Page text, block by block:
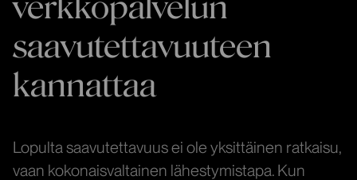
saavutettavuuteen
kannattaa
Lopulta saavutettavuus ei ole yksittäinen ratkaisu,
vaan kokonaisvaltainen lähestymistapa. Kun